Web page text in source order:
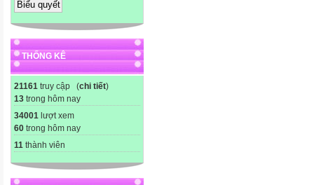
THỐNG KÊ
21161 truy cập (chi tiết)
13 trong hôm nay
34001 lượt xem
60 trong hôm nay
11 thành viên